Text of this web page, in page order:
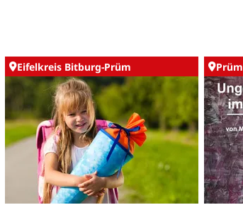
Eifelkreis Bitburg-Prüm Prüm